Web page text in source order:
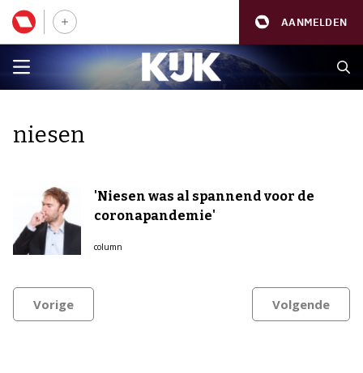
AANMELDEN
niesen
'Niesen was al spannend voor de
coronapandemie'
column
Vorige Volgende